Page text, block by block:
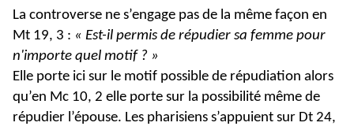
La controverse ne s’engage pas de la même façon en
Mt 19, 3 : « Est-il permis de répudier sa femme pour
n'importe quel motif ? »
Elle porte ici sur le motif possible de répudiation alors
qu’en Mc 10, 2 elle porte sur la possibilité même de
répudier l’épouse. Les pharisiens s’appuient sur Dt 24,